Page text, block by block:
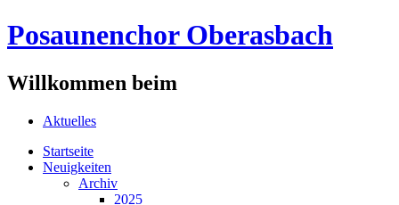
Posaunenchor Oberasbach
Willkommen beim
Aktuelles
Startseite
Neuigkeiten
Archiv
2025